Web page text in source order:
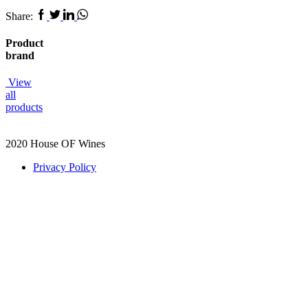
Share: Facebook
TwitterLinkedin
Whatsapp
Product
brand
View
all
products
2020 House OF Wines
Privacy Policy